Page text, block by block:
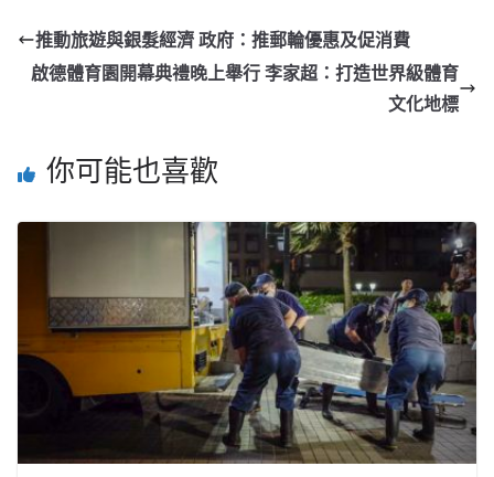
推動旅遊與銀髮經濟 政府：推郵輪優惠及促消費
啟德體育園開幕典禮晚上舉行 李家超：打造世界級體育
文化地標
你可能也喜歡